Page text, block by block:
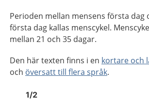
Perioden mellan mensens första dag
första dag kallas menscykel.
mellan 21 och 35 dagar.
Den här texten finns i en kortare och
och översatt till flera språk.
Bild 1
1/2